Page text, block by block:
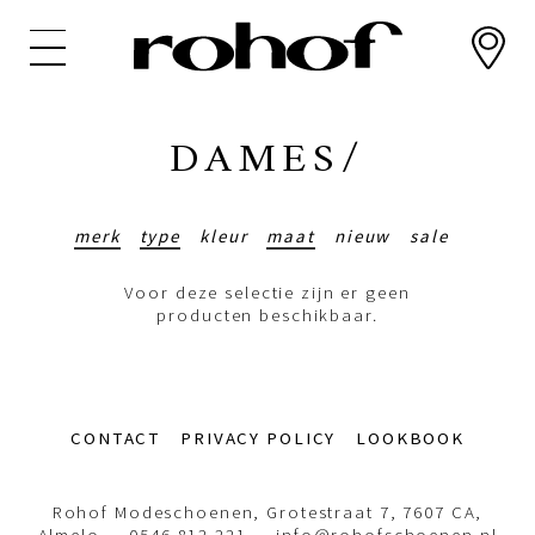
DAMES/
merk type kleur maat nieuw sale
Voor deze selectie zijn er geen
producten beschikbaar.
Footer-CONTACT PRIVACY POLICY LOOKBOOK
Rohof Modeschoenen, Grotestraat 7, 7607 CA,